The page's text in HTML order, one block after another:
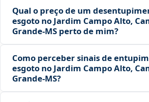
Qual o preço de um
esgoto no Jardim Campo Alto,
Grande‑MS perto de mim?
Como perceber sinais de
esgoto no Jardim Campo Alto,
Grande‑MS?